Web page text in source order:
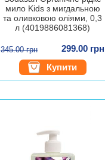
мило Kids з мигдальною
та оливковою оліями, 0,3
л (4019886081368)
345.00 грн
299.00 грн
Купити